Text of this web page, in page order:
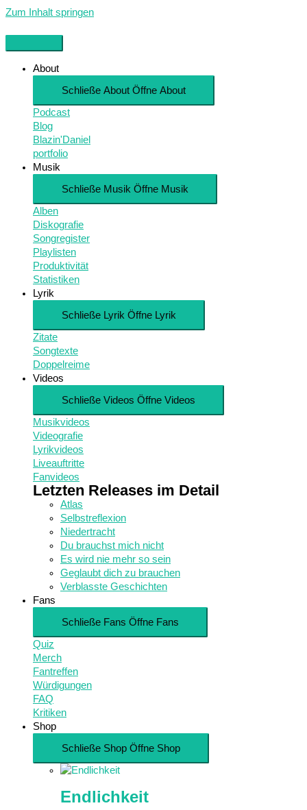
Zum Inhalt springen
About
Schließe About Öffne About
Podcast
Blog
Blazin'Daniel
portfolio
Musik
Schließe Musik Öffne Musik
Alben
Diskografie
Songregister
Playlisten
Produktivität
Statistiken
Lyrik
Schließe Lyrik Öffne Lyrik
Zitate
Songtexte
Doppelreime
Videos
Schließe Videos Öffne Videos
Musikvideos
Videografie
Lyrikvideos
Liveauftritte
Fanvideos
Letzten Releases im Detail
Atlas
Selbstreflexion
Niedertracht
Du brauchst mich nicht
Es wird nie mehr so sein
Geglaubt dich zu brauchen
Verblasste Geschichten
Fans
Schließe Fans Öffne Fans
Quiz
Merch
Fantreffen
Würdigungen
FAQ
Kritiken
Shop
Schließe Shop Öffne Shop
Endlichkeit